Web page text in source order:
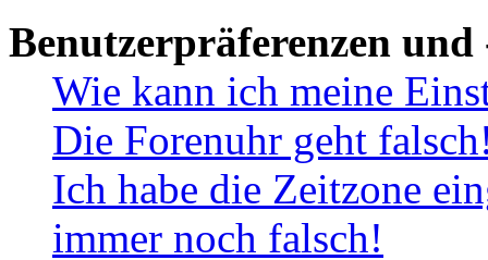
Benutzerpräferenzen und
Wie kann ich meine
Die Forenuhr geht
Ich habe die Zeitzone
immer noch falsch!